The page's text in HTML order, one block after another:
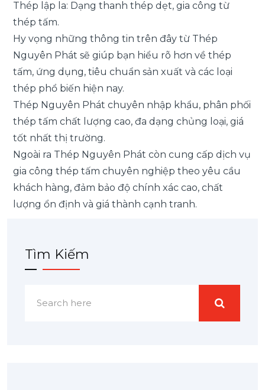
Thép lập la: Dạng thanh thép dẹt, gia công từ
thép tấm.
Hy vọng những thông tin trên đây từ Thép
Nguyên Phát sẽ giúp bạn hiểu rõ hơn về thép
tấm, ứng dụng, tiêu chuẩn sản xuất và các loại
thép phổ biến hiện nay.
Thép Nguyên Phát chuyên nhập khẩu, phân phối
thép tấm chất lượng cao, đa dạng chủng loại, giá
tốt nhất thị trường.
Ngoài ra Thép Nguyên Phát còn cung cấp dịch vụ
gia công thép tấm chuyên nghiệp theo yêu cầu
khách hàng, đảm bảo độ chính xác cao, chất
lượng ổn định và giá thành cạnh tranh.
Tìm Kiếm